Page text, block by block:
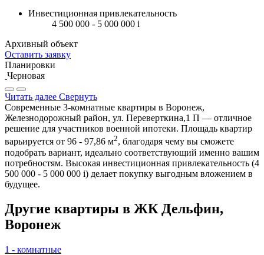
Инвестиционная привлекательность
4 500 000 - 5 000 000 i
Архивный объект
Оставить заявку
Планировки
Черновая
Читать далее Свернуть
Современные 3-комнатные квартиры в Воронеж,
Железнодорожный район, ул. Переверткина,1 П — отличное
решение для участников военной ипотеки. Площадь квартир
варьируется от 96 - 97,86 м2, благодаря чему вы сможете
подобрать вариант, идеально соответствующий именно вашим
потребностям. Высокая инвестиционная привлекательность (4
500 000 - 5 000 000 i) делает покупку выгодным вложением в
будущее.
Другие квартиры в ЖК Дельфин,
Воронеж
1 - комнатные